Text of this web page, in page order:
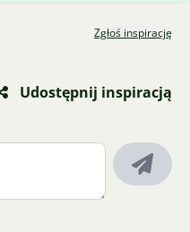
Zgłoś inspirację
Udostępnij inspiracją